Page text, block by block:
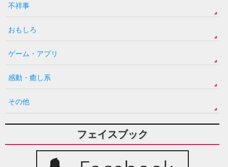
不祥事
おもしろ
ゲーム・アプリ
感動・癒し系
その他
フェイスブック